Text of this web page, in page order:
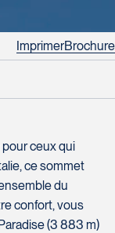
ImprimerBrochure
pour ceux qui
ce sommet
du
confort, vous
(3 883 m)